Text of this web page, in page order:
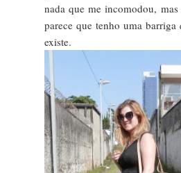
nada que me incomodou,
parece que tenho uma barriga
existe.